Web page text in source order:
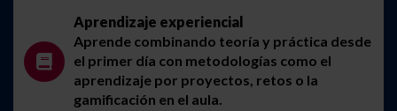
Aprendizaje experiencial
Aprende combinando teoría y práctica desde
el primer día con metodologías como el
aprendizaje por proyectos, retos o la
gamificación en el aula.